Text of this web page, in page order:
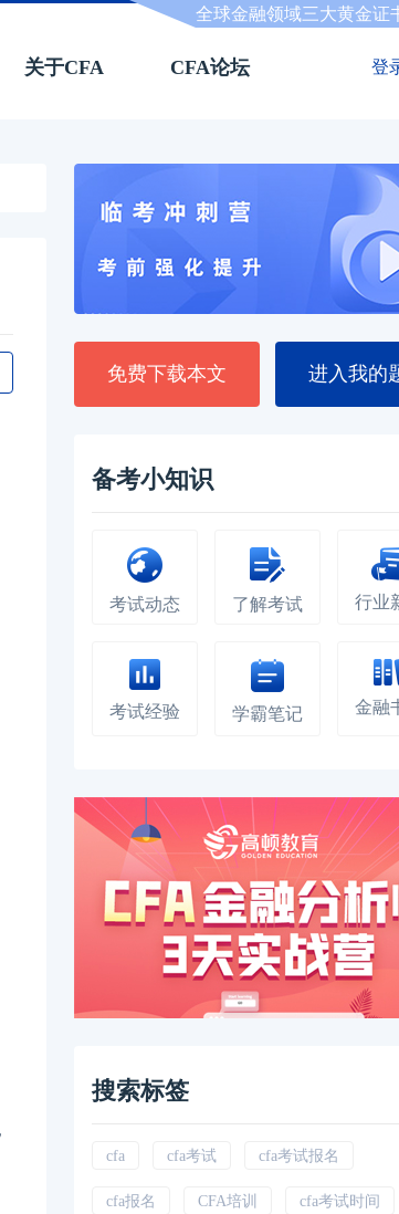
全球金融领域三大黄金证
关于CFA CFA论坛 登
免费下载本文 进入我的
备考小知识
考试动态 了解考试 行业
考试经验 学霸笔记 金融
搜索标签
cfa cfa考试 cfa考试报名
cfa报名 CFA培训 cfa考试时间